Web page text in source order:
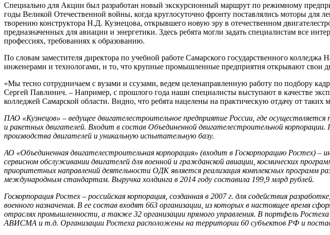
Специально для Акции был разработан новый экскурсионный маршрут по режимному
годы Великой Отечественной войны, когда круглосуточно фронту поставлялись моторы
творению конструктора Н.Д. Кузнецова, открывшего новую эру в отечественном
предназначенных для авиации и энергетики. Здесь ребята могли задать специалистам все
профессиях, требованиях к образованию.
По словам заместителя директора по учебной работе Самарского государственного
инженерами и технологами, и то, что крупные промышленные предприятия открывают свои
«Мы тесно сотрудничаем с вузами и ссузами, ведем целенаправленную работу по подбору
Сергей Павлинич. – Например, с прошлого года наши специалисты выступают в качестве
колледжей Самарской области. Видно, что ребята нацелены на практическую отдачу от таких
ПАО «Кузнецов» – ведущее двигателестроительное предприятие России, где
и ракетных двигателей. Входит в состав Объединенной двигателестроительной
производства двигателей и уникальную испытательную базу.
АО «Объединенная двигателестроительная корпорация» (входит в Госкорпорацию Ростех) –
сервисном обслуживании двигателей для военной и гражданской авиации, космических
приоритетных направлений деятельности ОДК является реализация комплексных программ
международным стандартам. Выручка холдинга в 2014 году составила 199,9 млрд рублей.
Госкорпорация Ростех – российская корпорация, созданная в 2007 г. для содействия
военного назначения. В ее состав входят 663 организации, из которых в настоящее время
отраслях промышленности, а также 32 организации прямого управления. В портфель
АВИСМА и т.д. Организации Ростеха расположены на территории 60 субъектов РФ и